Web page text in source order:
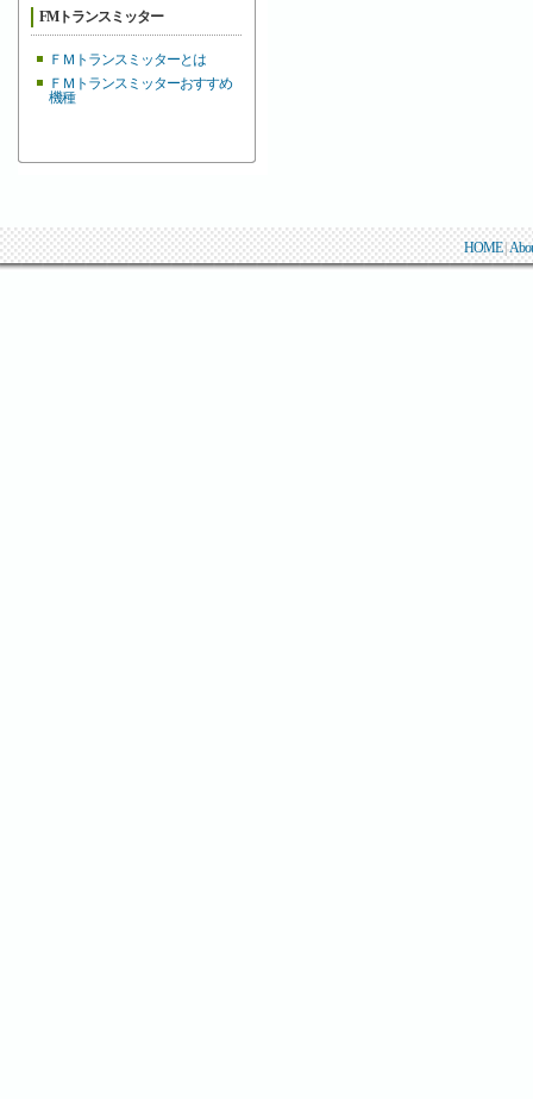
FMトランスミッター
ＦＭトランスミッターとは
ＦＭトランスミッターおすすめ
機種
HOME|